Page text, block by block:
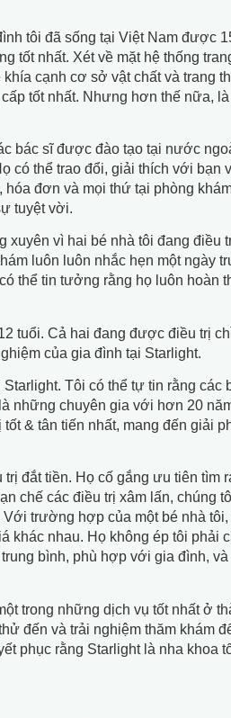
tôi đã sống tại Việt Nam được
tốt nhất. Xét về mặt hệ thống
cạnh cơ sở vật chất và trang
tốt nhất. Nhưng hơn thế nữa,
bác sĩ được đào tạo tại nước
có thể trao đổi, giải thích với bạn
đơn và mọi thứ tại phòng
tuyệt vời.
vì hai bé nhà tôi đang điều
luôn luôn nhắc hẹn một ngày
thể tin tưởng rằng họ luôn hoàn
tuổi. Cả hai đang được điều trị
của gia đình tại Starlight.
Tôi có thể tự tin rằng các
những chuyên gia với hơn 20
& tân tiến nhất, mang đến giải
đắt tiền. Họ cố gắng ưu tiên tìm
chế các điều trị xâm lấn, chúng
trường hợp của một bé nhà
khác nhau. Họ không ép tôi phải
bình, phù hợp với gia đình,
trong những dịch vụ tốt nhất ở
đến và trải nghiệm thăm khám
phục rằng Starlight là nha khoa